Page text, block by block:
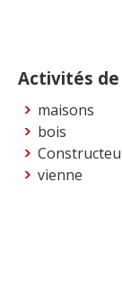
Activités
maisons
bois
vienne